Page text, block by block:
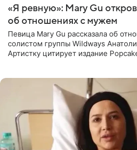
«Я ревную»: Mary Gu
об отношениях с мужем
Певица Mary Gu рассказала об
солистом группы Wildways
Артистку цитирует издание